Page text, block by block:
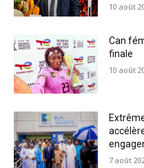
10 août
Can
finale
10 août
7 août